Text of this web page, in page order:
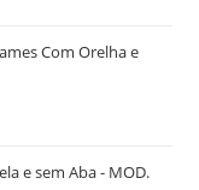
Com Orelha e
e sem Aba - MOD.